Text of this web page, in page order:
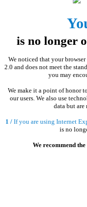
is no longer
We noticed that your
2.0 and does not meet the
you may
We make it a point of honor
our users. We also use
data but are
1 / If you are using Internet
is no
We recommend